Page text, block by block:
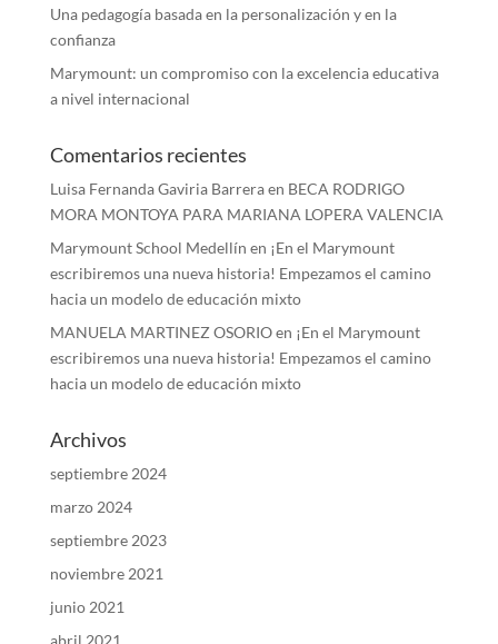
Una pedagogía basada en la personalización y en la
confianza
Marymount: un compromiso con la excelencia educativa
a nivel internacional
Comentarios recientes
Luisa Fernanda Gaviria Barreraen BECA RODRIGO
MORA MONTOYA PARA MARIANA LOPERA VALENCIA
Marymount School Medellín en ¡En el Marymount
escribiremos una nueva historia! Empezamos el camino
hacia un modelo de educación mixto
MANUELA MARTINEZ OSORIOen ¡En el Marymount
escribiremos una nueva historia! Empezamos el camino
hacia un modelo de educación mixto
Archivos
septiembre 2024
marzo 2024
septiembre 2023
noviembre 2021
junio 2021
abril 2021